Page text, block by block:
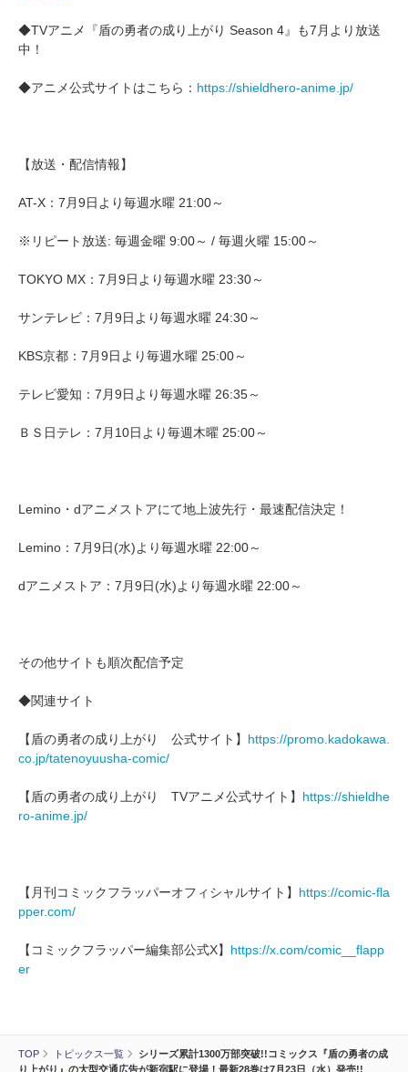
TOP トピックス一覧
シリーズ累計1300万部突破!!コミックス『盾の勇者の成
り上がり』の大型交通広告が新宿駅に登場！最新28巻は7月23日（水）発売!!
◆TVアニメ『盾の勇者の成り上がり Season 4』も7月より放送
中！
◆アニメ公式サイトはこちら： https://shieldhero-anime.jp/
【放送・配信情報】
AT-X：7月9日より毎週水曜 21:00～
※リピート放送: 毎週金曜 9:00～ / 毎週火曜 15:00～
TOKYO MX：7月9日より毎週水曜 23:30～
サンテレビ：7月9日より毎週水曜 24:30～
KBS京都：7月9日より毎週水曜 25:00～
テレビ愛知：7月9日より毎週水曜 26:35～
ＢＳ日テレ：7月10日より毎週木曜 25:00～
Lemino・dアニメストアにて地上波先行・最速配信決定！
Lemino：7月9日(水)より毎週水曜 22:00～
dアニメストア：7月9日(水)より毎週水曜 22:00～
その他サイトも順次配信予定
◆関連サイト
【盾の勇者の成り上がり 公式サイト】 https://promo.kadokawa.
co.jp/tatenoyuusha-comic/
【盾の勇者の成り上がり TVアニメ公式サイト】 https://shieldhe
ro-anime.jp/
【月刊コミックフラッパーオフィシャルサイト】 https://comic-fla
pper.com/
【コミックフラッパー編集部公式X】 https://x.com/comic__flapp
er